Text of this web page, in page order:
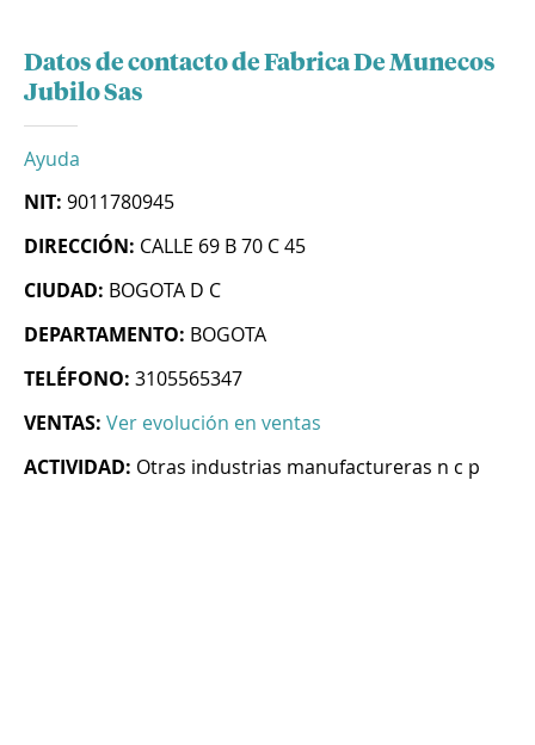
Datos de contacto de Fabrica De Munecos
Jubilo Sas
Ayuda
NIT: 9011780945
DIRECCIÓN: CALLE 69 B 70 C 45
CIUDAD: BOGOTA D C
DEPARTAMENTO: BOGOTA
TELÉFONO: 3105565347
VENTAS: Ver evolución en ventas
ACTIVIDAD: Otras industrias manufactureras n c p